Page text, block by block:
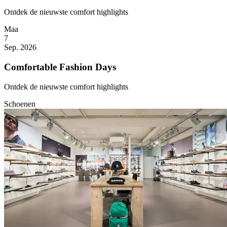
Ontdek de nieuwste comfort highlights
Maa
7
Sep. 2026
Comfortable Fashion Days
Ontdek de nieuwste comfort highlights
Schoenen